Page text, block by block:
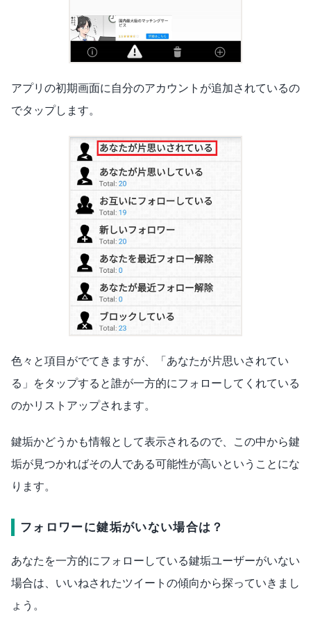
アプリの初期画面に自分のアカウントが追加されているの
でタップします。
色々と項目がでてきますが、「あなたが片思いされてい
る」をタップすると誰が一方的にフォローしてくれている
のかリストアップされます。
鍵垢かどうかも情報として表示されるので、この中から鍵
垢が見つかればその人である可能性が高いということにな
ります。
フォロワーに鍵垢がいない場合は？
あなたを一方的にフォローしている鍵垢ユーザーがいない
場合は、いいねされたツイートの傾向から探っていきまし
ょう。